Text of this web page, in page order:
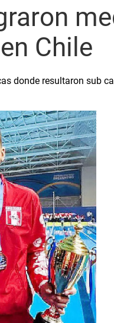
Chile
donde resultaron sub